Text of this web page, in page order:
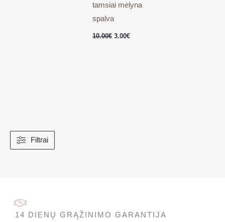
Filtrai
tamsiai mėlyna
spalva
10.00€ 3.00€
14 DIENŲ GRĄŽINIMO GARANTIJA